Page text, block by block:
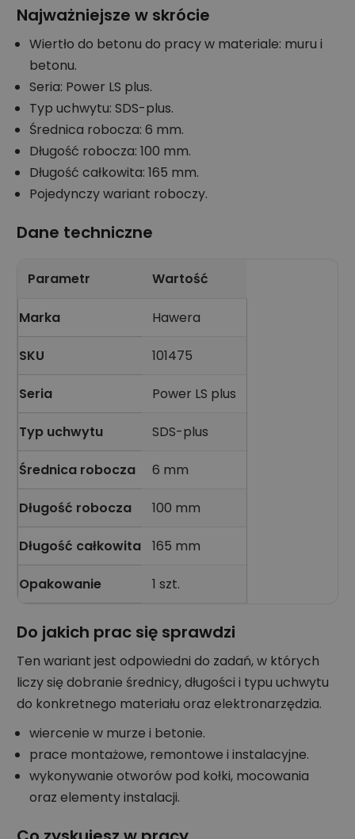
Najważniejsze w skrócie
Wiertło do betonu do pracy w materiale: muru i
betonu.
Seria: Power LS plus.
Typ uchwytu: SDS-plus.
Średnica robocza: 6 mm.
Długość robocza: 100 mm.
Długość całkowita: 165 mm.
Pojedynczy wariant roboczy.
Dane techniczne
Parametr Wartość
Marka Hawera
SKU 101475
Seria Power LS plus
Typ uchwytu SDS-plus
Średnica robocza 6 mm
Długość robocza 100 mm
Długość całkowita 165 mm
Opakowanie 1 szt.
Do jakich prac się sprawdzi
Ten wariant jest odpowiedni do zadań, w których
liczy się dobranie średnicy, długości i typu uchwytu
do konkretnego materiału oraz elektronarzędzia.
wiercenie w murze i betonie.
prace montażowe, remontowe i instalacyjne.
wykonywanie otworów pod kołki, mocowania
oraz elementy instalacji.